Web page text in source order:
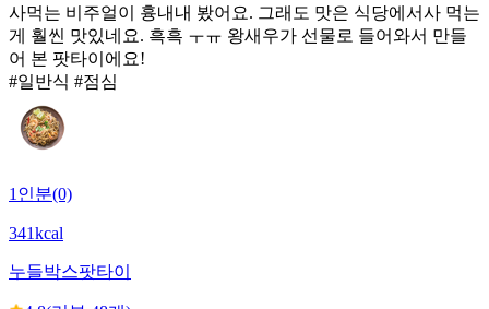
사먹는 비주얼이 흉내내 봤어요. 그래도 맛은 식당에서사 먹는
게 훨씬 맛있네요. 흑흑 ㅜㅠ 왕새우가 선물로 들어와서 만들
어 본 팟타이에요!
#일반식 #점심
1인분(0)
341kcal
누들박스팟타이